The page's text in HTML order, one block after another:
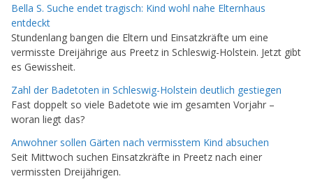
Bella S. Suche endet tragisch: Kind wohl nahe Elternhaus
entdeckt
Stundenlang bangen die Eltern und Einsatzkräfte um eine
vermisste Dreijährige aus Preetz in Schleswig-Holstein. Jetzt gibt
es Gewissheit.
Zahl der Badetoten in Schleswig-Holstein deutlich gestiegen
Fast doppelt so viele Badetote wie im gesamten Vorjahr –
woran liegt das?
Anwohner sollen Gärten nach vermisstem Kind absuchen
Seit Mittwoch suchen Einsatzkräfte in Preetz nach einer
vermissten Dreijährigen.